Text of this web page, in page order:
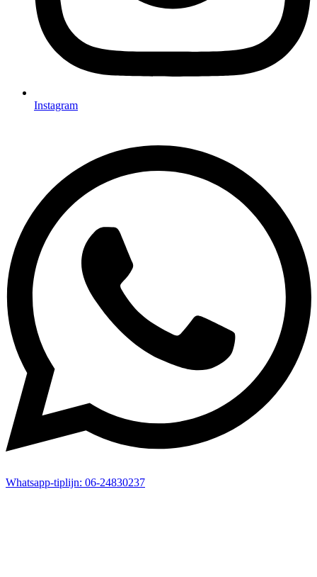
Instagram
Whatsapp-tiplijn: 06-24830237